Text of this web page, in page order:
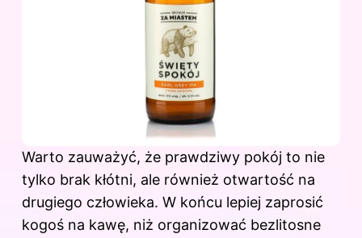
Warto zauważyć, że prawdziwy pokój to nie
tylko brak kłótni, ale również otwartość na
drugiego człowieka. W końcu lepiej zaprosić
kogoś na kawę, niż organizować bezlitosne